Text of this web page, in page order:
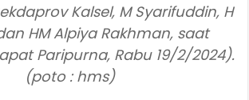
Kalsel, M Syarifuddin, H
HM Alpiya Rakhman, saat
Paripurna, Rabu 19/2/2024).
(poto : hms)